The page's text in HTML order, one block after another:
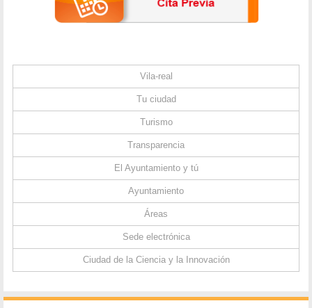
Vila-real
Tu ciudad
Turismo
Transparencia
El Ayuntamiento y tú
Ayuntamiento
Áreas
Sede electrónica
Ciudad de la Ciencia y la Innovación